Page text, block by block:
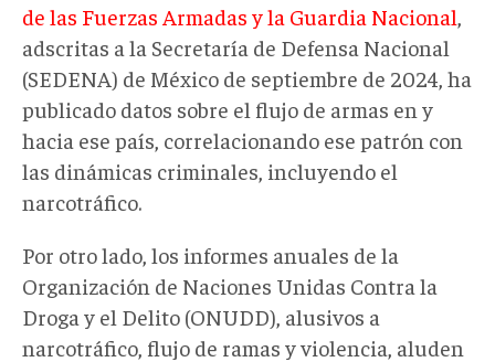
de las Fuerzas Armadas y la Guardia Nacional
adscritas a la Secretaría de Defensa Nacional
(SEDENA) de México de septiembre de 2024, ha
publicado datos sobre el flujo de armas en y
hacia ese país, correlacionando ese patrón con
las dinámicas criminales, incluyendo el
narcotráfico.
Por otro lado, los informes anuales de la
Organización de Naciones Unidas Contra la
Droga y el Delito (ONUDD), alusivos a
narcotráfico, flujo de ramas y violencia, aluden